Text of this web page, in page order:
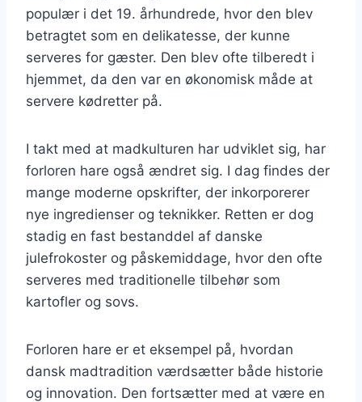
populær i det 19. århundrede, hvor den blev
betragtet som en delikatesse, der kunne
serveres for gæster. Den blev ofte tilberedt i
hjemmet, da den var en økonomisk måde at
servere kødretter på.
I takt med at madkulturen har udviklet sig, har
forloren hare også ændret sig. I dag findes der
mange moderne opskrifter, der inkorporerer
nye ingredienser og teknikker. Retten er dog
stadig en fast bestanddel af danske
julefrokoster og påskemiddage, hvor den ofte
serveres med traditionelle tilbehør som
kartofler og sovs.
Forloren hare er et eksempel på, hvordan
dansk madtradition værdsætter både historie
og innovation. Den fortsætter med at være en